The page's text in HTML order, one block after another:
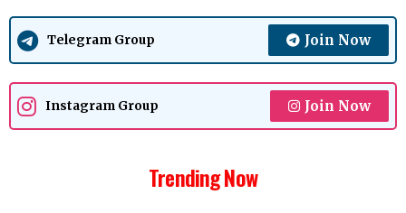
Telegram Group Join Now
Instagram Group Join Now
Trending Now